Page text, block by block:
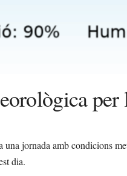
una jornada amb condicions
dia.